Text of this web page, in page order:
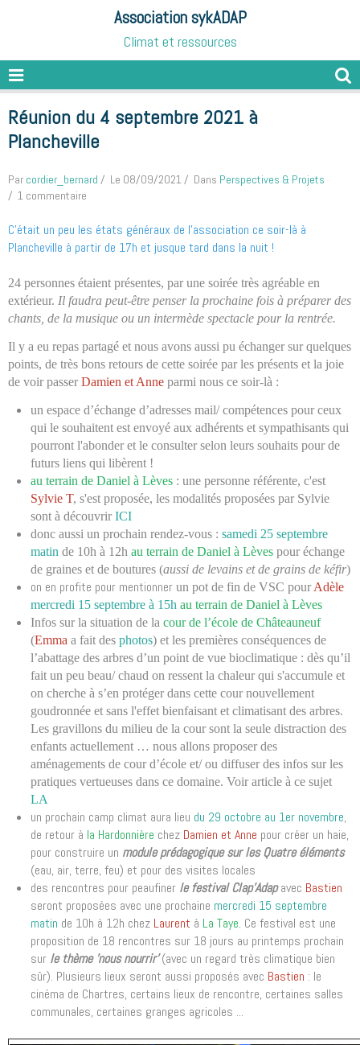
Association sykADAP
Climat et ressources
Réunion du 4 septembre 2021 à
Plancheville
Par cordier_bernard Le 08/09/2021 Dans Perspectives & Projets
1 commentaire
C'était un peu les états généraux de l'association ce soir-là à
Plancheville à partir de 17h et jusque tard dans la nuit !
24 personnes étaient présentes, par une soirée très agréable en
extérieur. Il faudra peut-être penser la prochaine fois à préparer des
chants, de la musique ou un intermède spectacle pour la rentrée.
Il y a eu repas partagé et nous avons aussi pu échanger sur quelques
points, de très bons retours de cette soirée par les présents et la joie
de voir passer Damien et Anne parmi nous ce soir-là :
un espace d’échange d’adresses mail/ compétences pour ceux
qui le souhaitent est envoyé aux adhérents et sympathisants qui
pourront l'abonder et le consulter selon leurs souhaits pour de
futurs liens qui libèrent !
au terrain de Daniel à Lèves : une personne référente, c'est
Sylvie T, s'est proposée, les modalités proposées par Sylvie
sont à découvrir ICI
donc aussi un prochain rendez-vous : samedi 25 septembre
matin de 10h à 12h au terrain de Daniel à Lèves pour échange
de graines et de boutures (aussi de levains et de grains de kéfir)
on en profite pour mentionner un pot de fin de VSC pour Adèle
mercredi 15 septembre à 15h au terrain de Daniel à Lèves
Infos sur la situation de la cour de l’école de Châteauneuf
(Emma a fait des photos) et les premières conséquences de
l’abattage des arbres d’un point de vue bioclimatique : dès qu’il
fait un peu beau/ chaud on ressent la chaleur qui s'accumule et
on cherche à s’en protéger dans cette cour nouvellement
goudronnée et sans l'effet bienfaisant et climatisant des arbres.
Les gravillons du milieu de la cour sont la seule distraction des
enfants actuellement … nous allons proposer des
aménagements de cour d’école et/ ou diffuser des infos sur les
pratiques vertueuses dans ce domaine. Voir article à ce sujet
LA
un prochain camp climat aura lieu du 29 octobre au 1er novembre,
de retour à la Hardonnière chez Damien et Anne pour créer un haie,
pour construire un module prédagogique sur les Quatre éléments
(eau, air, terre, feu) et pour des visites locales
des rencontres pour peaufiner le festival Clap'Adapavec Bastien
seront proposées avec une prochaine mercredi 15 septembre
matin de 10h à 12h chez Laurent à La Taye. Ce festival est une
proposition de 18 rencontres sur 18 jours au printemps prochain
sur le thème 'nous nourrir'(avec un regard très climatique bien
sûr). Plusieurs lieux seront aussi proposés avec Bastien : le
cinéma de Chartres, certains lieux de rencontre, certaines salles
communales, certaines granges agricoles ...